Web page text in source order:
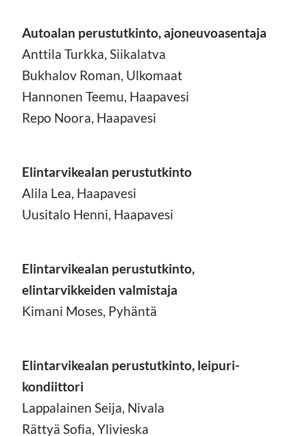
Autoalan perustutkinto, ajoneuvoasentaja
Anttila Turkka, Siikalatva
Bukhalov Roman, Ulkomaat
Hannonen Teemu, Haapavesi
Repo Noora, Haapavesi
Elintarvikealan perustutkinto
Alila Lea, Haapavesi
Uusitalo Henni, Haapavesi
Elintarvikealan perustutkinto,
elintarvikkeiden valmistaja
Kimani Moses, Pyhäntä
Elintarvikealan perustutkinto, leipuri-
kondiittori
Lappalainen Seija, Nivala
Rättyä Sofia, Ylivieska